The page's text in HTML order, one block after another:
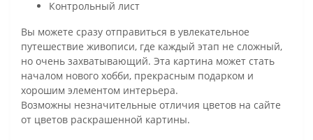
Контрольный лист
Вы можете сразу отправиться в увлекательное
путешествие живописи, где каждый этап не сложный,
но очень захватывающий. Эта картина может стать
началом нового хобби, прекрасным подарком и
хорошим элементом интерьера.
Возможны незначительные отличия цветов на сайте
от цветов раскрашенной картины.